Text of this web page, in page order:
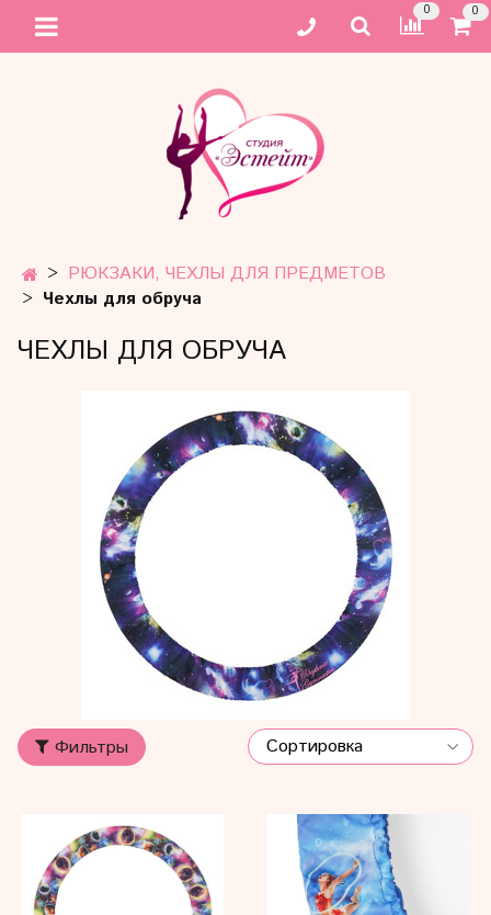
0 0
РЮКЗАКИ, ЧЕХЛЫ ДЛЯ ПРЕДМЕТОВ
Чехлы для обруча
ЧЕХЛЫ ДЛЯ ОБРУЧА
Фильтры